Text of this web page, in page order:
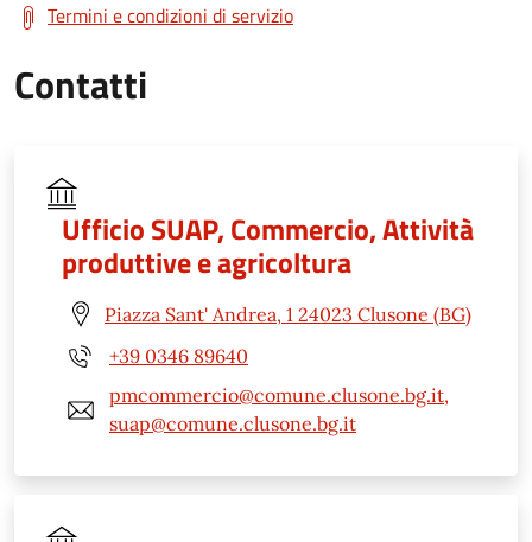
Termini e condizioni di servizio
Contatti
Ufficio SUAP, Commercio, Attività
produttive e agricoltura
Piazza Sant' Andrea, 1 24023 Clusone (BG)
+39 0346 89640
pmcommercio@comune.clusone.bg.it,
suap@comune.clusone.bg.it